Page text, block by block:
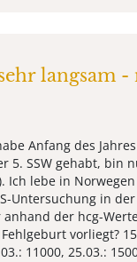
langsam -
Anfang des
5. SSW gehabt, bin
Ich lebe in
Untersuchung in der
der hcg-
vorliegt?
11000, 25.03.: